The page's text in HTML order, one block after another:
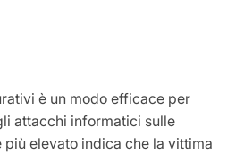
è un modo efficace per
attacchi informatici sulle
elevato indica che la vittima